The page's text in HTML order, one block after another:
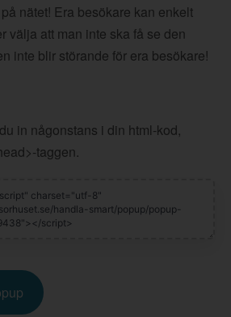
nätet! Era besökare kan enkelt
välja att man inte ska få se den
inte blir störande för era besökare!
in någonstans i din html-kod,
taggen.